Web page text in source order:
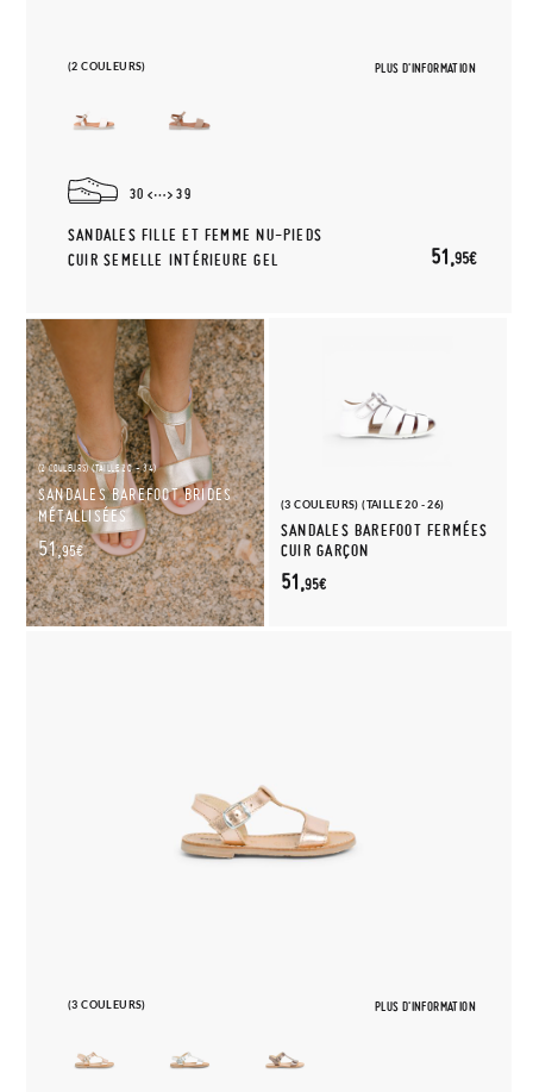
(2 COULEURS) PLUS D'INFORMATION
30 39
SANDALES FILLE ET FEMME NU-PIEDS
CUIR SEMELLE INTÉRIEURE GEL
51,95€
(2 COULEURS) (TAILLE 20 - 34)
SANDALES BAREFOOT BRIDES
MÉTALLISÉES
51,95€
(3 COULEURS) (TAILLE 20 - 26)
SANDALES BAREFOOT FERMÉES
CUIR GARÇON
51,95€
(3 COULEURS) PLUS D'INFORMATION